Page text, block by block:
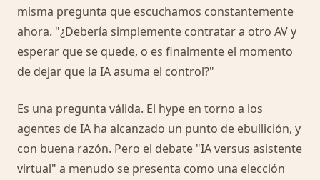
misma pregunta que escuchamos constantemente
ahora. "¿Debería simplemente contratar a otro AV y
esperar que se quede, o es finalmente el momento
de dejar que la IA asuma el control?"
Es una pregunta válida. El hype en torno a los
agentes de IA ha alcanzado un punto de ebullición, y
con buena razón. Pero el debate "IA versus asistente
virtual" a menudo se presenta como una elección